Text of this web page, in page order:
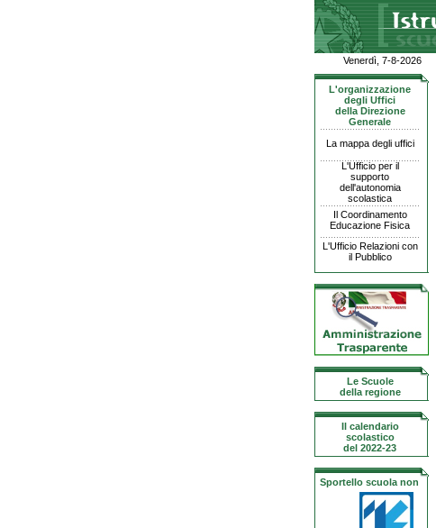
Venerdì, 7-8-2026
L'organizzazione
degli Uffici
della Direzione
Generale
La mappa degli uffici
L'Ufficio per il
supporto
dell'autonomia
scolastica
Il Coordinamento
Educazione Fisica
L'Ufficio Relazioni con
il Pubblico
Le Scuole
della regione
Il calendario
scolastico
del 2022-23
Sportello scuola non